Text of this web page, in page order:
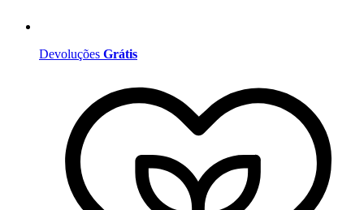
Devoluções Grátis